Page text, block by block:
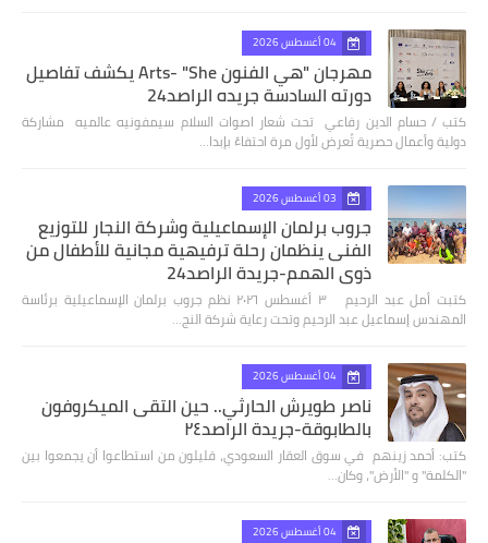
04 أغسطس 2026
مهرجان "هي الفنون Arts- "She يكشف تفاصيل
دورته السادسة جريده الراصد24
كتب / حسام الدين رفاعي تحت شعار اصوات السلام سيمفونيه عالميه مشاركة
دولية وأعمال حصرية تُعرض لأول مرة احتفاءً بإبدا…
03 أغسطس 2026
جروب برلمان الإسماعيلية وشركة النجار للتوزيع
الفنى ينظمان رحلة ترفيهية مجانية للأطفال من
ذوي الهمم-جريدة الراصد24
كتبت أمل عبد الرحيم ٣ أغسطس ٢٠٢٦ نظم جروب برلمان الإسماعيلية برئاسة
المهندس إسماعيل عبد الرحيم وتحت رعاية شركة النج…
04 أغسطس 2026
ناصر طويرش الحارثي.. حين التقى الميكروفون
بالطابوقة-جريدة الراصد٢٤
كتب: أحمد زينهم في سوق العقار السعودي، قليلون من استطاعوا أن يجمعوا بين
"الكلمة" و "الأرض"، وكان…
04 أغسطس 2026